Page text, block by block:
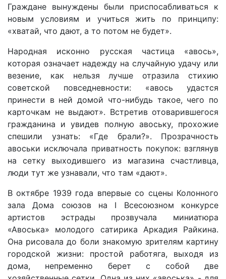
Граждане вынуждены были приспосабливаться к
новым условиям и учиться жить по принципу:
«хватай, что дают, а то потом не будет».
Народная исконно русская частица «авось»,
которая означает надежду на случайную удачу или
везение, как нельзя лучше отразила стихию
советской повседневности: «авось удастся
принести в ней домой что-нибудь такое, чего по
карточкам не выдают». Встретив отоварившегося
гражданина и увидев полную авоську, прохожие
спешили узнать: «Где брали?». Прозрачность
авоськи исключала приватность покупок: взглянув
на сетку выходившего из магазина счастливца,
люди тут же узнавали, что там «дают».
В октябре 1939 года впервые со сцены Колонного
зала Дома союзов на I Всесоюзном конкурсе
артистов эстрады прозвучала миниатюра
«Авоська» молодого сатирика Аркадия Райкина.
Она рисовала до боли знакомую зрителям картину
городской жизни: простой работяга, выходя из
дома, непременно берет с собой две